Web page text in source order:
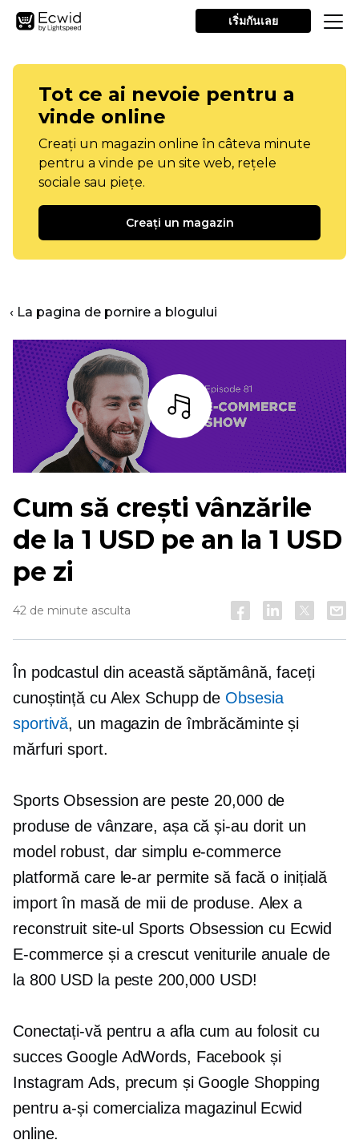
เริ่มกันเลย
Tot ce ai nevoie pentru a
vinde online
Creați un magazin online în câteva minute
pentru a vinde pe un site web, rețele
sociale sau piețe.
Creați un magazin
‹ La pagina de pornire a blogului
Cum să crești vânzările
de la 1 USD pe an la 1 USD
pe zi
42 de minute asculta
În podcastul din această săptămână, faceți
cunoștință cu Alex Schupp de Obsesia
sportivă, un magazin de îmbrăcăminte și
mărfuri sport.
Sports Obsession are peste 20,000 de
produse de vânzare, așa că și-au dorit un
model robust, dar simplu e-commerce
platformă care le-ar permite să facă o inițială
import în masăde mii de produse. Alex a
reconstruit site-ul Sports Obsession cu Ecwid
E-commerce și a crescut veniturile anuale de
la 800 USD la peste 200,000 USD!
Conectați-vă pentru a afla cum au folosit cu
succes Google AdWords, Facebook și
Instagram Ads, precum și Google Shopping
pentru a-și comercializa magazinul Ecwid
online.